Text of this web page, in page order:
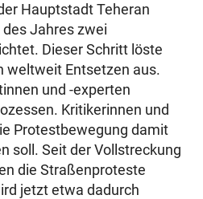
Hauptstadt Teheran
Jahres zwei
Dieser Schritt löste
weltweit Entsetzen aus.
und -experten
Kritikerinnen und
Protestbewegung damit
soll. Seit der Vollstreckung
die Straßenproteste
jetzt etwa dadurch